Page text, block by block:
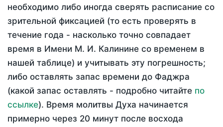
необходимо либо иногда сверять расписание со
зрительной фиксацией (то есть проверять в
течение года - насколько точно совпадает
время в Имени М. И. Калинине со временем в
нашей таблице) и учитывать эту погрешность;
либо оставлять запас времени до Фаджра
(какой запас оставлять - подробно читайте по
ссылке). Время молитвы Духа начинается
примерно через 20 минут после восхода